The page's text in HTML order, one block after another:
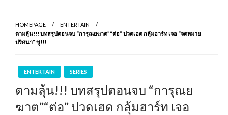
HOMEPAGE
ENTERTAIN
ตามลุ้น!!! บทสรุปตอนจบ “การุณยฆาต”“ต่อ” ปวดเฮด กลุ้มฮาร์ท เจอ “จดหมาย
ปริศนา” ขู่!!!
ENTERTAIN SERIES
ตามลุ้น!!! บทสรุปตอนจบ “การุณย
ฆาต”“ต่อ” ปวดเฮด กลุ้มฮาร์ท เจอ